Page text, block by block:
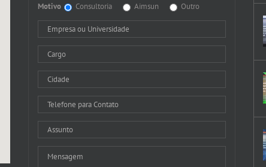
Motivo Consultoria Aimsun Outro